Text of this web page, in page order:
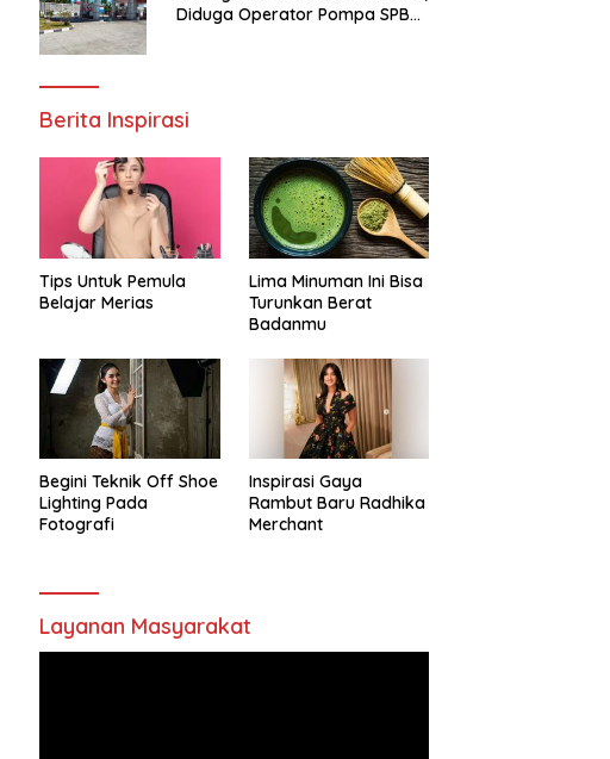
Diduga Operator Pompa SPBU
Berita Inspirasi
Tips Untuk Pemula
Belajar Merias
Lima Minuman Ini Bisa
Turunkan Berat
Badanmu
Begini Teknik Off Shoe
Lighting Pada
Fotografi
Inspirasi Gaya
Rambut Baru Radhika
Merchant
Layanan Masyarakat